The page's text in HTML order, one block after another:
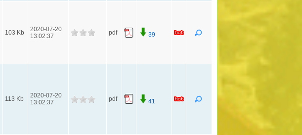
103 Kb
2020-07-20
13:02:37
pdf 39
113 Kb
2020-07-20
13:02:37
pdf 41